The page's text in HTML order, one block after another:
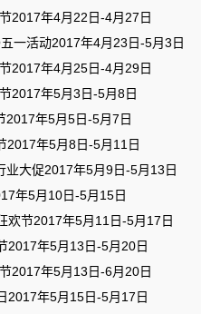
年4月22日-4月27日
活动2017年4月23日-5月3日
年4月25日-4月29日
年5月3日-5月8日
年5月5日-5月7日
年5月8日-5月11日
大促2017年5月9日-5月13日
5月10日-5月15日
节2017年5月11日-5月17日
年5月13日-5月20日
年5月13日-6月20日
年5月15日-5月17日